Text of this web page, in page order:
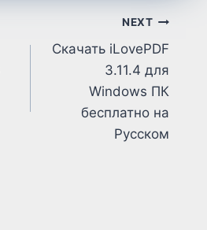
NEXT
Скачать iLovePDF
3.11.4 для
Windows ПК
бесплатно на
Русском